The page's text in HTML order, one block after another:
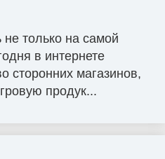
только на самой
в интернете
сторонних магазинов,
продук...